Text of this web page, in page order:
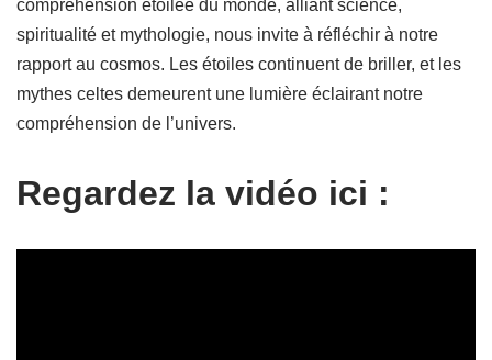
compréhension étoilée du monde, alliant science,
spiritualité et mythologie, nous invite à réfléchir à notre
rapport au cosmos. Les étoiles continuent de briller, et les
mythes celtes demeurent une lumière éclairant notre
compréhension de l’univers.
Regardez la vidéo ici :